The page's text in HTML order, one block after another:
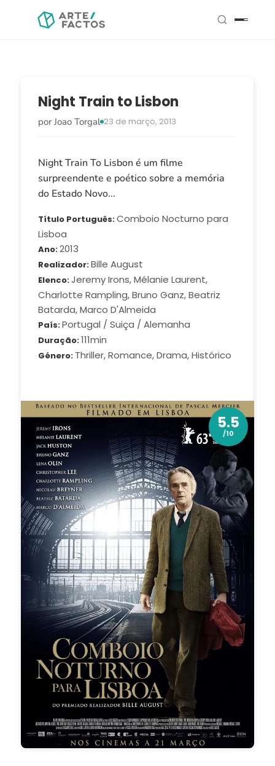
Night Train to Lisbon
por Joao Torgal 23 de março, 2013
Night Train To Lisbon é um filme
surpreendente e poético sobre a memória
do Estado Novo...
Título Português Comboio Nocturno para
Lisboa
Ano 2013
Realizador Bille August
Elenco Jeremy Irons, Mélanie Laurent,
Charlotte Rampling, Bruno Ganz, Beatriz
Batarda, Marco D'Almeida
País Portugal / Suiça / Alemanha
Duração 111min
Género Thriller, Romance, Drama, Histórico
5.5
/10